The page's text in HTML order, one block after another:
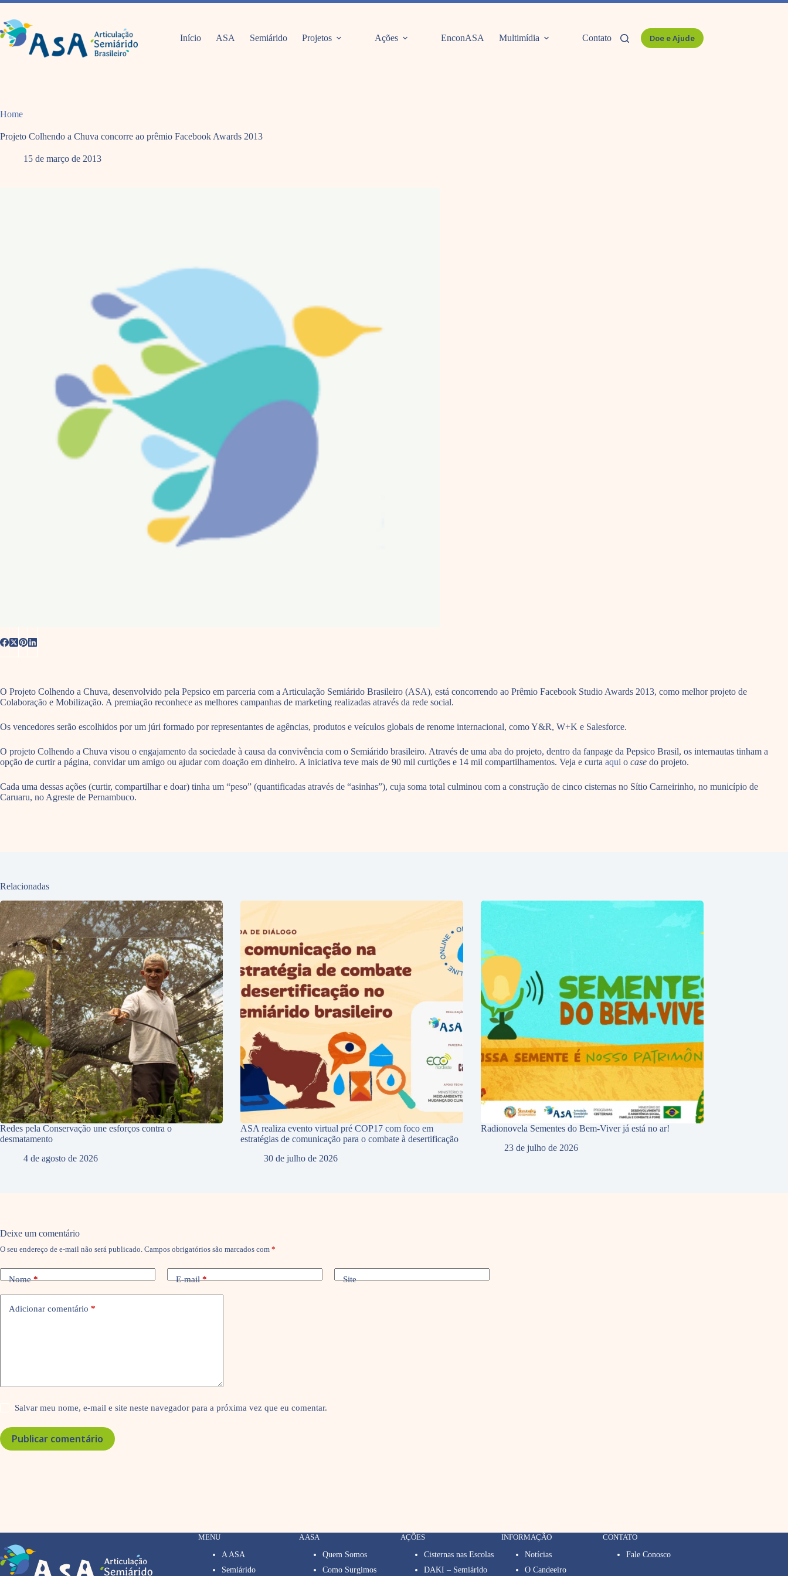
Pular
o
conteúdo
Início ASA Semiárido Projetos Ações EnconASA Multimídia Contato Doe e Ajude
Home
Projeto Colhendo a Chuva concorre ao prêmio Facebook Awards 2013
15 de março de 2013
O Projeto Colhendo a Chuva, desenvolvido pela Pepsico em parceria com a Articulação Semiárido Brasileiro (ASA), está concorrendo ao Prêmio Facebook Studio Awards 2013, como melhor projeto de
Colaboração e Mobilização. A premiação reconhece as melhores campanhas de marketing realizadas através da rede social.
Os vencedores serão escolhidos por um júri formado por representantes de agências, produtos e veículos globais de renome internacional, como Y&R, W+K e Salesforce.
O projeto Colhendo a Chuva visou o engajamento da sociedade à causa da convivência com o Semiárido brasileiro. Através de uma aba do projeto, dentro da fanpage da Pepsico Brasil, os internautas tinham a
opção de curtir a página, convidar um amigo ou ajudar com doação em dinheiro. A iniciativa teve mais de 90 mil curtições e 14 mil compartilhamentos. Veja e curta aqui o case do projeto.
Cada uma dessas ações (curtir, compartilhar e doar) tinha um “peso” (quantificadas através de “asinhas”), cuja soma total culminou com a construção de cinco cisternas no Sítio Carneirinho, no município de
Caruaru, no Agreste de Pernambuco.
Relacionadas
Redes pela Conservação une esforços contra o
desmatamento
4 de agosto de 2026
ASA realiza evento virtual pré COP17 com foco em
estratégias de comunicação para o combate à desertificação
30 de julho de 2026
Radionovela Sementes do Bem-Viver já está no ar!
23 de julho de 2026
Deixe um comentário
O seu endereço de e-mail não será publicado. Campos obrigatórios são marcados com *
Nome* E-mail* Site
Adicionar comentário *
Salvar meu nome, e-mail e site neste navegador para a próxima vez que eu comentar.
Publicar comentário
MENU
A ASA
Semiárido
A ASA
Quem Somos
Como Surgimos
AÇÕES
Cisternas nas Escolas
DAKI – Semiárido
INFORMAÇÃO
Notícias
O Candeeiro
CONTATO
Fale Conosco